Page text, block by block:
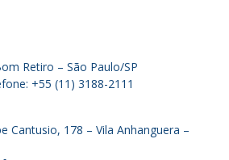
Retiro – São Paulo/SP
+55 (11) 3188-2111
Cantusio, 178 – Vila Anhanguera –